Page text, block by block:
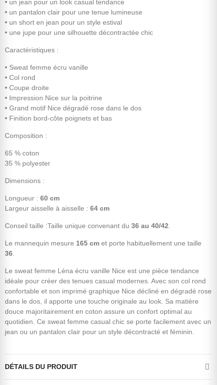
• un jean pour un look casual tendance
• un pantalon clair pour une tenue lumineuse
• un short en jean pour un style estival
• une jupe pour une silhouette décontractée chic
Caractéristiques :
• Sweat femme écru vanille
• Col rond
• Coupe droite
• Impression Nice sur la poitrine
• Grand motif Nice dégradé rose dans le dos
• Finition bord-côte poignets et bas
Composition :
65 % coton
35 % polyester
Dimensions :
Longueur : 60 cm
Largeur aisselle à aisselle : 64 cm
Conseil taille :Taille unique convenant du 36 au 40/42
Le mannequin mesure 165 cm et porte habituellement une taille
36
Le sweat femme Léna écru vanille Nice est une pièce tendance
idéale pour créer des tenues casual modernes. Avec son col rond
confortable et son imprimé graphique Nice décliné en dégradé rose
dans le dos, il apporte une touche originale au look. Sa matière
douce majoritairement en coton assure un confort optimal au
quotidien. Ce sweat femme casual chic se porte facilement avec un
jean ou un pantalon clair pour un style décontracté et féminin.
DÉTAILS DU PRODUIT